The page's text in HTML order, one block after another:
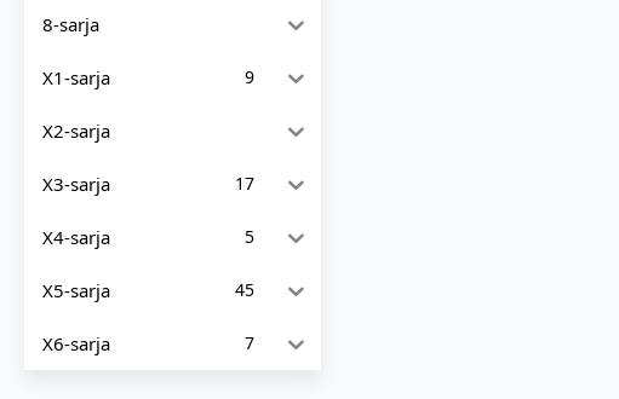
8-sarja
X1-sarja 9
X2-sarja
X3-sarja 17
X4-sarja 5
X5-sarja 45
X6-sarja 7